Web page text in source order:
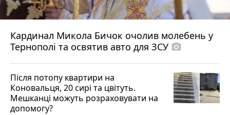
Кардинал Микола Бичок очолив молебень у
Тернополі та освятив авто для ЗСУ photo_camera
Після потопу квартири на
Коновальця, 20 сирі та цвітуть.
Мешканці можуть розраховувати на
допомогу?